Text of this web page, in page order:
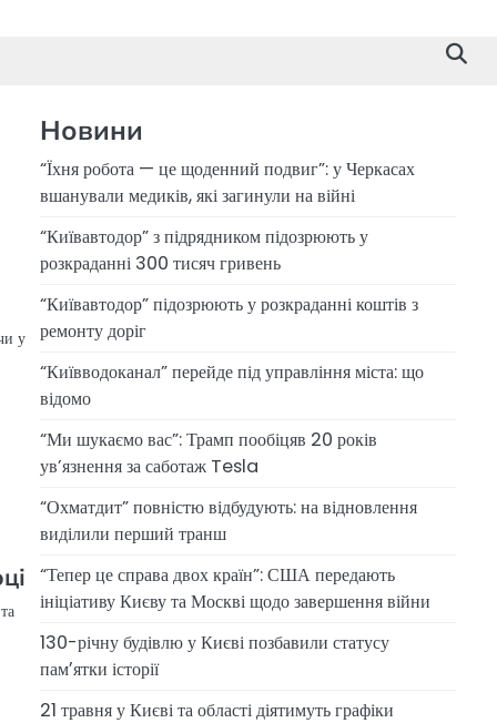
у
Новини
“Їхня робота — це щоденний подвиг”: у Черкасах
вшанували медиків, які загинули на війні
“Київавтодор” з підрядником підозрюють у
розкраданні 300 тисяч гривень
“Київавтодор” підозрюють у розкраданні коштів з
ремонту доріг
“Київводоканал” перейде під управління міста: що
відомо
“Ми шукаємо вас”: Трамп пообіцяв 20 років
ув’язнення за саботаж Tesla
“Охматдит” повністю відбудують: на відновлення
виділили перший транш
“Тепер це справа двох країн”: США передають
ініціативу Києву та Москві щодо завершення війни
130-річну будівлю у Києві позбавили статусу
памʼятки історії
21 травня у Києві та області діятимуть графіки